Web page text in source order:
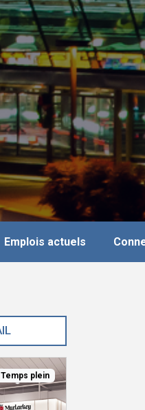
Emplois actuels
Temps plein